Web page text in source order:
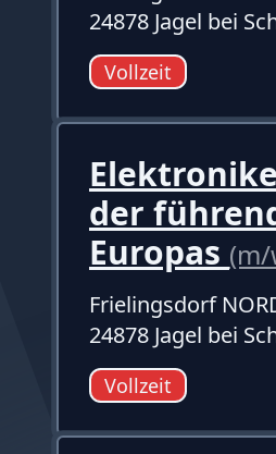
24878 Jagel bei
Vollzeit
der
Europas
Frielingsdorf
24878 Jagel bei
Vollzeit